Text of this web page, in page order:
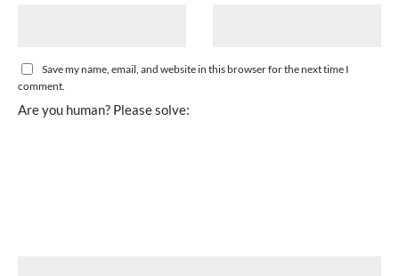
Save my name, email, and website in this browser for the next time I
comment.
Are you human? Please solve: